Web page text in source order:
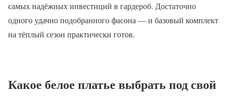
самых надёжных инвестиций в гардероб. Достаточно
одного удачно подобранного фасона — и базовый комплект
на тёплый сезон практически готов.
Какое белое платье выбрать под свой